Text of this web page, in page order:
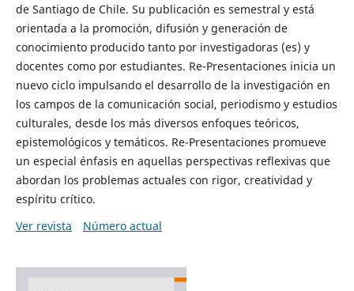
de Santiago de Chile. Su publicación es semestral y está
orientada a la promoción, difusión y generación de
conocimiento producido tanto por investigadoras (es) y
docentes como por estudiantes. Re-Presentaciones inicia un
nuevo ciclo impulsando el desarrollo de la investigación en
los campos de la comunicación social, periodismo y estudios
culturales, desde los más diversos enfoques teóricos,
epistemológicos y temáticos. Re-Presentaciones promueve
un especial énfasis en aquellas perspectivas reflexivas que
abordan los problemas actuales con rigor, creatividad y
espíritu crítico.
Ver revista
Número actual